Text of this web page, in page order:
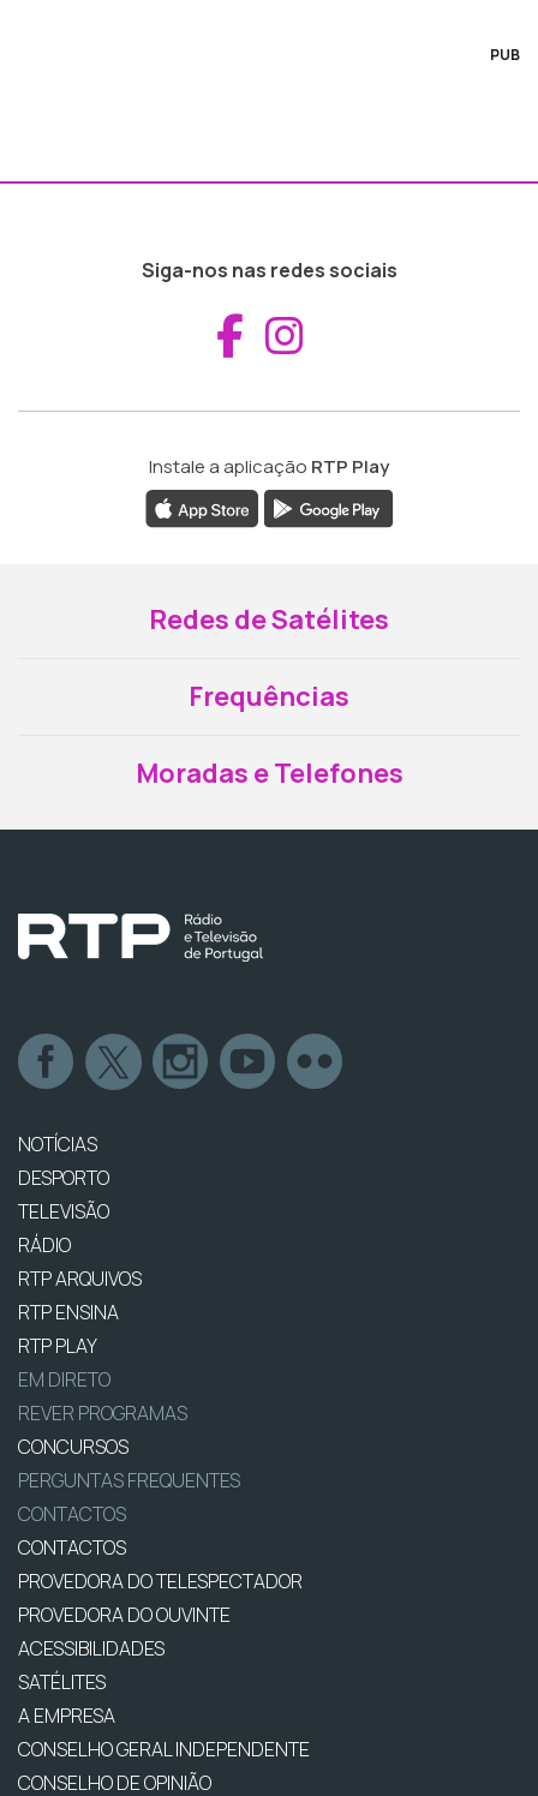
PUB
Siga-nos nas redes sociais
Aceder ao
Instale a aplicação RTP Play
Redes de Satélites
Frequências
Moradas e Telefones
NOTÍCIAS
DESPORTO
TELEVISÃO
RÁDIO
RTP ARQUIVOS
RTP ENSINA
RTP PLAY
EM DIRETO
REVER PROGRAMAS
CONCURSOS
PERGUNTAS FREQUENTES
CONTACTOS
CONTACTOS
PROVEDORA DO TELESPECTADOR
PROVEDORA DO OUVINTE
ACESSIBILIDADES
SATÉLITES
A EMPRESA
CONSELHO GERAL INDEPENDENTE
CONSELHO DE OPINIÃO